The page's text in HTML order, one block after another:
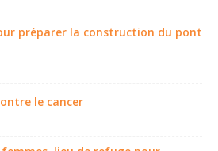
préparer la construction du pont
le cancer